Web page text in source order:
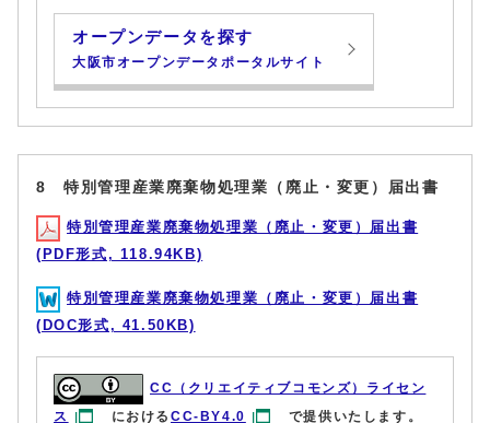
オープンデータを探す
大阪市オープンデータポータルサイト
8 特別管理産業廃棄物処理業（廃止・変更）届出書
特別管理産業廃棄物処理業（廃止・変更）届出書
(PDF形式, 118.94KB)
特別管理産業廃棄物処理業（廃止・変更）届出書
(DOC形式, 41.50KB)
CC（クリエイティブコモンズ）ライセン
ス
におけるCC-BY4.0 で提供いたします。